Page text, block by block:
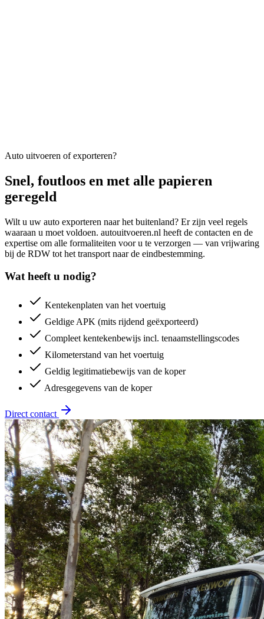
Auto uitvoeren of exporteren?
Snel, foutloos en met alle papieren
geregeld
Wilt u uw auto exporteren naar het buitenland? Er zijn veel regels
waaraan u moet voldoen. autouitvoeren.nl heeft de contacten en de
expertise om alle formaliteiten voor u te verzorgen — van vrijwaring
bij de RDW tot het transport naar de eindbestemming.
Wat heeft u nodig?
Kentekenplaten van het voertuig
Geldige APK (mits rijdend geëxporteerd)
Compleet kentekenbewijs incl. tenaamstellingscodes
Kilometerstand van het voertuig
Geldig legitimatiebewijs van de koper
Adresgegevens van de koper
Direct contact